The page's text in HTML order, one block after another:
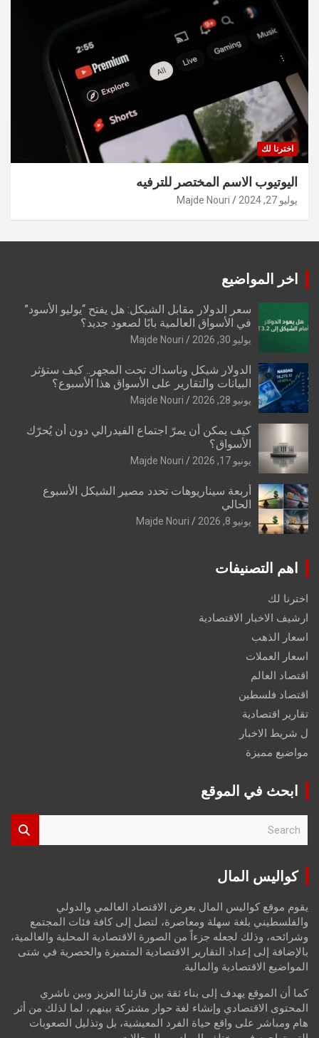
اخترنا لك
اليوتيوب الاسم المختصر للترفيه
يوليو 27, 2024 Majde Nouri
اخر المواضيع
سعر الدولار مقابل الشيكل: هل يفتح “يوليو الأسود”
في الأسواق العالمية بابًا لصعود جديد؟
يوليو 30, 2026 Majde Nouri
الدولار شيكل وناسداك تحت المجهر.. كيف ستؤثر
البيانات والتقارير على الأسواق هذا الأسبوع؟
يونيو 28, 2026 Majde Nouri
كيف يمكن أن يمرّ اجتماع الفيدرالي دون أن يُحرّك
الأسواق؟
يونيو 17, 2026 Majde Nouri
أربعة سيناريوهات تحدد مصير الشيكل الأسبوع
الحالي
يونيو 8, 2026 Majde Nouri
اهم التصنيفات
اخترنا لك
ارشيف الاخبار الاقتصادية
اسعار الذهب
اسعار العملات
اقتصاد العالم
اقتصاد فلسطين
تقارير اقتصادية
ل شريط الاخبار
مواضيع مميزة
ابحث في الموقع
r
كواليس المال
يقوم موقع كواليس المال بعرض الاقتصاد العالمي والدولي
والفلسطيني بلغة سهلة ومعاصرة، لتصل إلى كافة فئات المجتمع
وشرائحه، وذلك لجعله جزءاً من الصورة الاقتصادية المحلية والعالمية،
بالإضافة إلى إعداد التقارير الاقتصادية المتميزة والحصرية في شتى
المواضيع الاقتصادية والمالية.
كما أن الموقع يهدف إلى بناء ثقة بين قارئنا العزيز وبين ناشري
المحتوى الاقتصادي وإنشاء لغة حوار مشتركة بينهم، لما لذلك من أثر
هام ومباشر على واقع حياة الفرد المعيشية، بل وتذليل الصعوبات